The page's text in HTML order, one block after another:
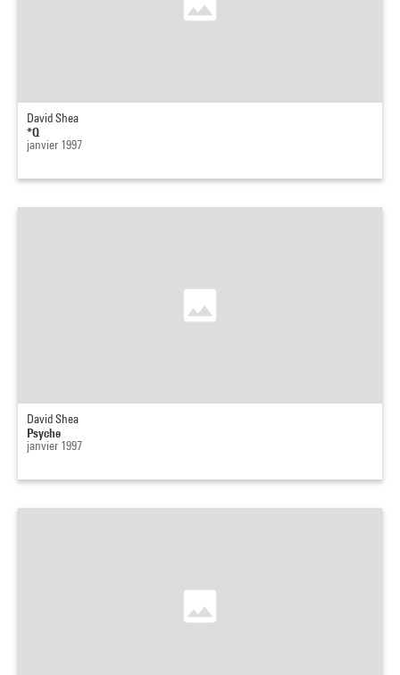
David Shea
*Q
janvier 1997
David Shea
Psyche
janvier 1997